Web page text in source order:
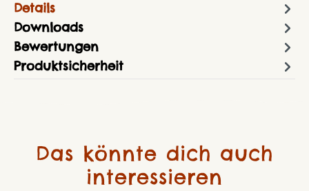
Details
Downloads
Bewertungen
Produktsicherheit
Das könnte dich auch
interessieren